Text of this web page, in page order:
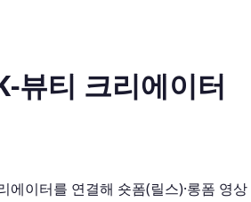
뷰티 크리에이터
에이터를 연결해 숏폼(릴스)·롱폼 영상